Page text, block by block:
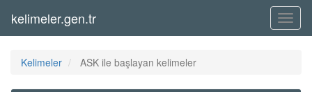
Menü
kelimeler.gen.tr
Kelimeler ASK ile başlayan kelimeler